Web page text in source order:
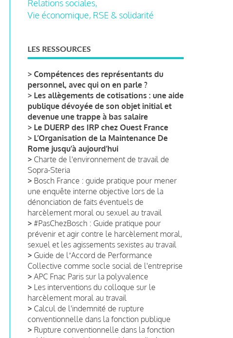
Relations sociales,
Vie économique, RSE & solidarité
LES RESSOURCES
> Compétences des représentants du
personnel, avec qui on en parle ?
> Les allègements de cotisations : une aide
publique dévoyée de son objet initial et
devenue une trappe à bas salaire
> Le DUERP des IRP chez Ouest France
> L’Organisation de la Maintenance De
Rome jusqu’à aujourd’hui
> Charte de l'environnement de travail de
Sopra-Steria
> Bosch France : guide pratique pour mener
une enquête interne objective lors de la
dénonciation de faits éventuels de
harcèlement moral ou sexuel au travail
> #PasChezBosch : Guide pratique pour
prévenir et agir contre le harcèlement moral,
sexuel et les agissements sexistes au travail
> Guide de lʼAccord de Performance
Collective comme socle social de l'entreprise
> APC Fnac Paris sur la polyvalence
> Les interventions du colloque sur le
harcèlement moral au travail
> Calcul de l'indemnité de rupture
conventionnelle dans la fonction publique
> Rupture conventionnelle dans la fonction